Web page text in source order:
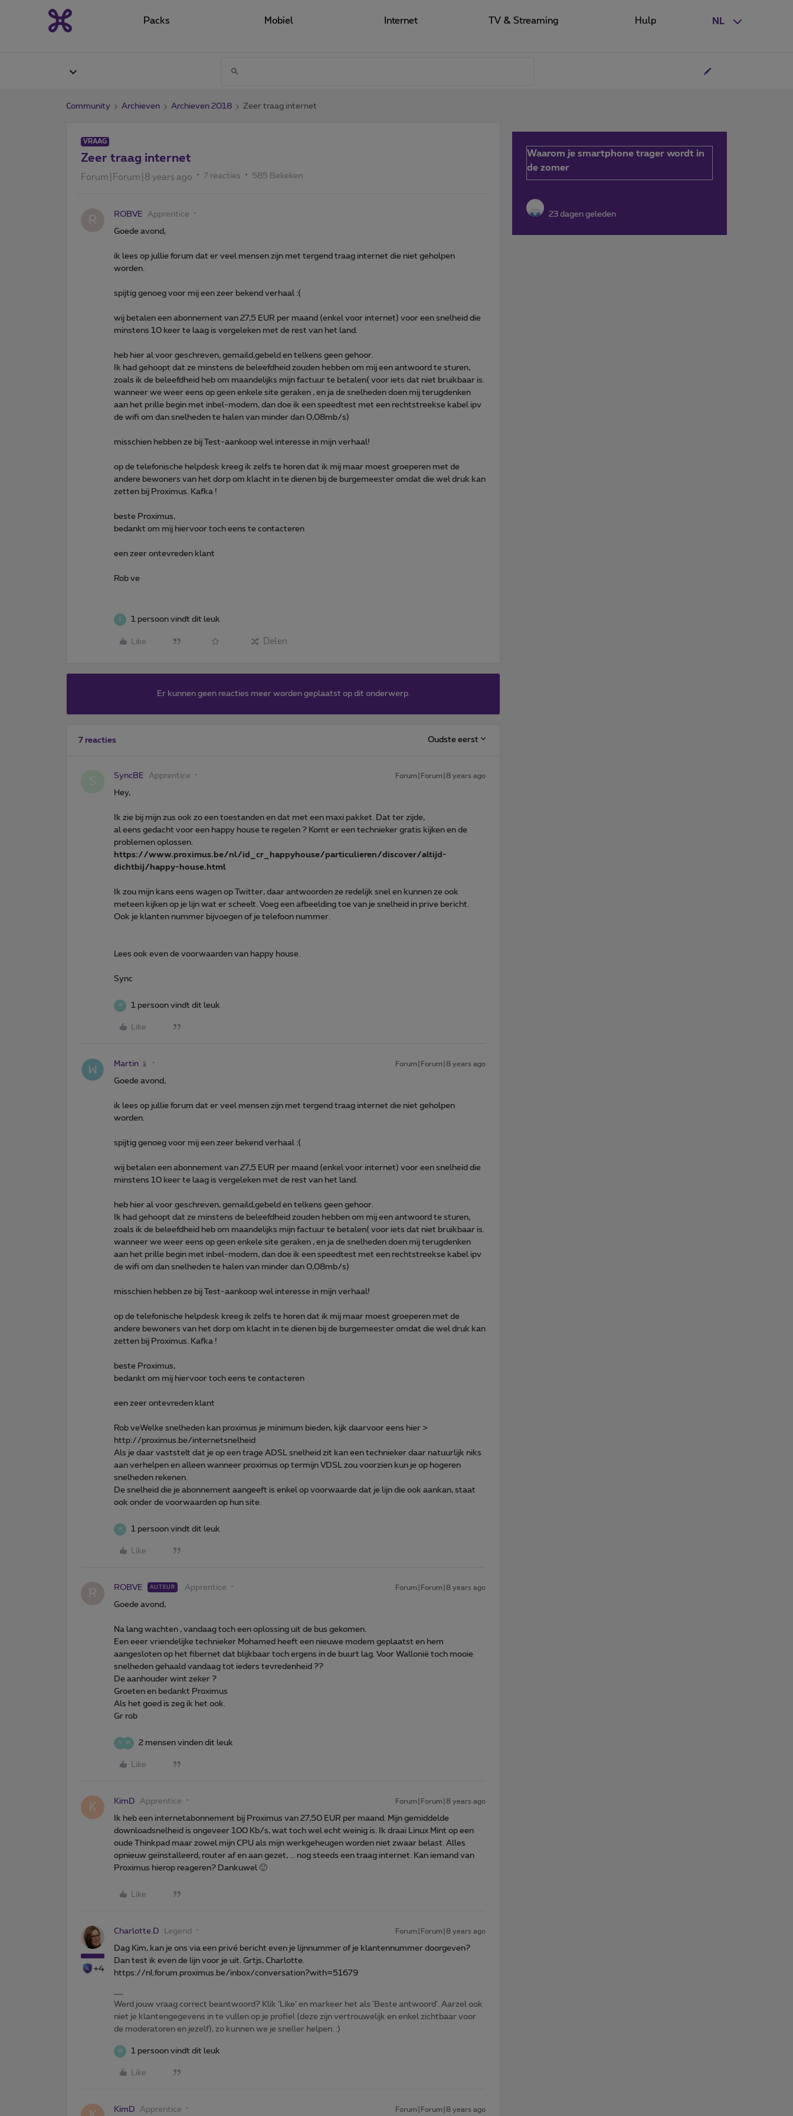
NL
Packs Mobiel Internet TV & Streaming Hulp
Community Archieven Archieven 2018 Zeer traag internet
VRAAG
Zeer traag internet
Forum|Forum|8 years ago 7 reacties 585 Bekeken
R ROBVE Apprentice
Goede avond,
ik lees op jullie forum dat er veel mensen zijn met tergend traag internet die niet geholpen
worden.
spijtig genoeg voor mij een zeer bekend verhaal :(
wij betalen een abonnement van 27,5 EUR per maand (enkel voor internet) voor een snelheid die
minstens 10 keer te laag is vergeleken met de rest van het land.
heb hier al voor geschreven, gemaild,gebeld en telkens geen gehoor.
Ik had gehoopt dat ze minstens de beleefdheid zouden hebben om mij een antwoord te sturen,
zoals ik de beleefdheid heb om maandelijks mijn factuur te betalen( voor iets dat niet bruikbaar is.
wanneer we weer eens op geen enkele site geraken , en ja de snelheden doen mij terugdenken
aan het prille begin met inbel-modem, dan doe ik een speedtest met een rechtstreekse kabel ipv
de wifi om dan snelheden te halen van minder dan 0,08mb/s)
misschien hebben ze bij Test-aankoop wel interesse in mijn verhaal!
op de telefonische helpdesk kreeg ik zelfs te horen dat ik mij maar moest groeperen met de
andere bewoners van het dorp om klacht in te dienen bij de burgemeester omdat die wel druk kan
zetten bij Proximus. Kafka !
beste Proximus,
bedankt om mij hiervoor toch eens te contacteren
een zeer ontevreden klant
Rob ve
S 1 persoon vindt dit leuk
Like Delen
Er kunnen geen reacties meer worden geplaatst op dit onderwerp.
7 reacties Oudste eerst
SyncBE Apprentice Forum|Forum|8 years ago
Hey,
Ik zie bij mijn zus ook zo een toestanden en dat met een maxi pakket. Dat ter zijde,
al eens gedacht voor een happy house te regelen ? Komt er een technieker gratis kijken en de
problemen oplossen.
https://www.proximus.be/nl/id_cr_happyhouse/particulieren/discover/altijd-
dichtbij/happy-house.html
Ik zou mijn kans eens wagen op Twitter, daar antwoorden ze redelijk snel en kunnen ze ook
meteen kijken op je lijn wat er scheelt. Voeg een afbeelding toe van je snelheid in prive bericht.
Ook je klanten nummer bijvoegen of je telefoon nummer.
Lees ook even de voorwaarden van happy house.
Sync
W 1 persoon vindt dit leuk
Like
Martin Forum|Forum|8 years ago
Goede avond,
ik lees op jullie forum dat er veel mensen zijn met tergend traag internet die niet geholpen
worden.
spijtig genoeg voor mij een zeer bekend verhaal :(
wij betalen een abonnement van 27,5 EUR per maand (enkel voor internet) voor een snelheid die
minstens 10 keer te laag is vergeleken met de rest van het land.
heb hier al voor geschreven, gemaild,gebeld en telkens geen gehoor.
Ik had gehoopt dat ze minstens de beleefdheid zouden hebben om mij een antwoord te sturen,
zoals ik de beleefdheid heb om maandelijks mijn factuur te betalen( voor iets dat niet bruikbaar is.
wanneer we weer eens op geen enkele site geraken , en ja de snelheden doen mij terugdenken
aan het prille begin met inbel-modem, dan doe ik een speedtest met een rechtstreekse kabel ipv
de wifi om dan snelheden te halen van minder dan 0,08mb/s)
misschien hebben ze bij Test-aankoop wel interesse in mijn verhaal!
op de telefonische helpdesk kreeg ik zelfs te horen dat ik mij maar moest groeperen met de
andere bewoners van het dorp om klacht in te dienen bij de burgemeester omdat die wel druk kan
zetten bij Proximus. Kafka !
beste Proximus,
bedankt om mij hiervoor toch eens te contacteren
een zeer ontevreden klant
Rob veWelke snelheden kan proximus je minimum bieden, kijk daarvoor eens hier >
http://proximus.be/internetsnelheid
Als je daar vaststelt dat je op een trage ADSL snelheid zit kan een technieker daar natuurlijk niks
aan verhelpen en alleen wanneer proximus op termijn VDSL zou voorzien kun je op hogeren
snelheden rekenen.
De snelheid die je abonnement aangeeft is enkel op voorwaarde dat je lijn die ook aankan, staat
ook onder de voorwaarden op hun site.
W 1 persoon vindt dit leuk
Like
R ROBVE AUTEUR Apprentice Forum|Forum|8 years ago
Goede avond,
Na lang wachten , vandaag toch een oplossing uit de bus gekomen.
Een eeer vriendelijke technieker Mohamed heeft een nieuwe modem geplaatst en hem
aangesloten op het fibernet dat blijkbaar toch ergens in de buurt lag. Voor Wallonië toch mooie
snelheden gehaald vandaag tot ieders tevredenheid ??
De aanhouder wint zeker ?
Groeten en bedankt Proximus
Als het goed is zeg ik het ook.
Gr rob
S W 2 mensen vinden dit leuk
Like
K KimD Apprentice Forum|Forum|8 years ago
Ik heb een internetabonnement bij Proximus van 27,50 EUR per maand. Mijn gemiddelde
downloadsnelheid is ongeveer 100 Kb/s, wat toch wel echt weinig is. Ik draai Linux Mint op een
oude Thinkpad maar zowel mijn CPU als mijn werkgeheugen worden niet zwaar belast. Alles
opnieuw geïnstalleerd, router af en aan gezet, ... nog steeds een traag internet. Kan iemand van
Proximus hierop reageren? Dankuwel 🙂
Like
+4
Charlotte.D Legend Forum|Forum|8 years ago
Dag Kim, kan je ons via een privé bericht even je lijnnummer of je klantennummer doorgeven?
Dan test ik even de lijn voor je uit. Grtjs, Charlotte.
https://nl.forum.proximus.be/inbox/conversation?with=51679
Werd jouw vraag correct beantwoord? Klik ‘Like’ en markeer het als 'Beste antwoord'. Aarzel ook
niet je klantengegevens in te vullen op je profiel (deze zijn vertrouwelijk en enkel zichtbaar voor
de moderatoren en jezelf), zo kunnen we je sneller helpen. :)
W 1 persoon vindt dit leuk
Like
KimD Apprentice Forum|Forum|8 years ago
Waarom je smartphone trager wordt in
de zomer
23 dagen geleden